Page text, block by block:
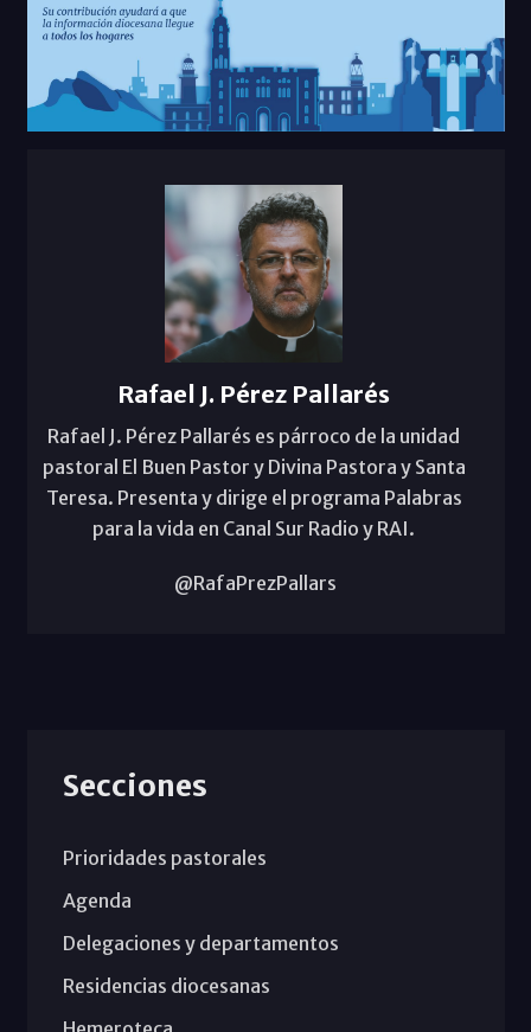
Rafael J. Pérez Pallarés
Rafael J. Pérez Pallarés es párroco de la unidad
pastoral El Buen Pastor y Divina Pastora y Santa
Teresa. Presenta y dirige el programa Palabras
para la vida en Canal Sur Radio y RAI.
@RafaPrezPallars
Secciones
Prioridades pastorales
Agenda
Delegaciones y departamentos
Residencias diocesanas